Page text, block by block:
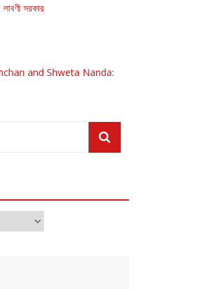
সরকার
and Shweta Nanda: